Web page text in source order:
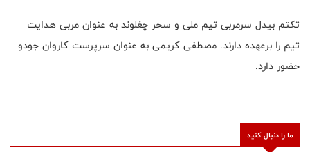
تکتم بیدل سرمربی تیم ملی و سحر چغلوند به عنوان مربی هدایت
تیم را برعهده دارند. مصطفی کریمی به عنوان سرپرست کاروان جودو
حضور دارد.
ما را دنبال کنید